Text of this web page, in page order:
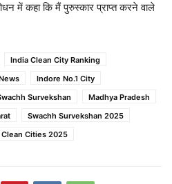
में कहा कि मैं पुरुस्कार प्राप्त करने वाले
India Clean City Ranking
Indore No.1 City
Survekshan
Madhya Pradesh
Swachh Survekshan 2025
Clean Cities 2025